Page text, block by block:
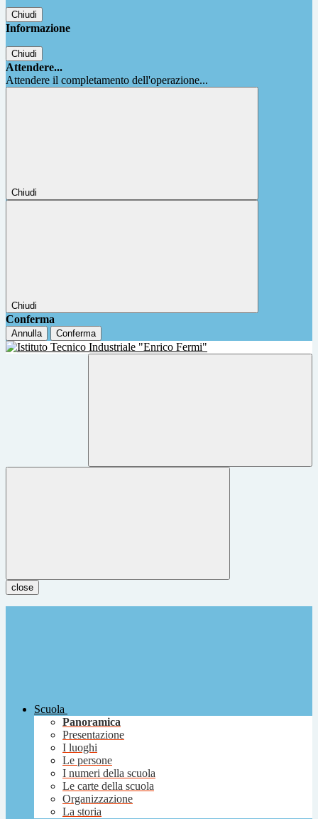
Chiudi
Informazione
Chiudi
Attendere...
Attendere il completamento dell'operazione...
Chiudi
Chiudi
Conferma
Annulla Conferma
close
Scuola
Panoramica
Presentazione
I luoghi
Le persone
I numeri della scuola
Le carte della scuola
Organizzazione
La storia